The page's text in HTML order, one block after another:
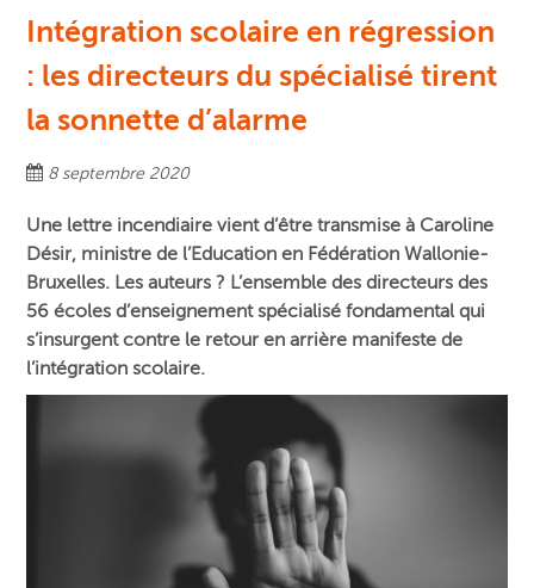
Intégration scolaire en régression
: les directeurs du spécialisé tirent
la sonnette d’alarme
8 septembre 2020
Une lettre incendiaire vient d’être transmise à Caroline
Désir, ministre de l’Education en Fédération Wallonie-
Bruxelles. Les auteurs ? L’ensemble des directeurs des
56 écoles d’enseignement spécialisé fondamental qui
s’insurgent contre le retour en arrière manifeste de
l’intégration scolaire.